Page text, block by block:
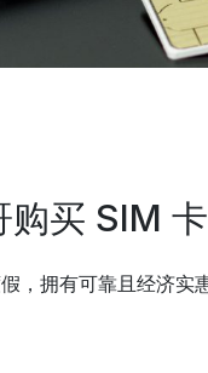
购买 SIM
，拥有可靠且经济